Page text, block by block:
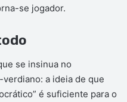
se jogador.
se insinua no
a ideia de que
é suficiente para o